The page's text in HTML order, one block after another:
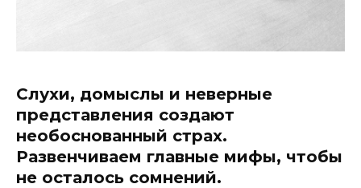
Слухи, домыслы и неверные
представления создают
необоснованный страх.
Развенчиваем главные мифы, чтобы
не осталось сомнений.